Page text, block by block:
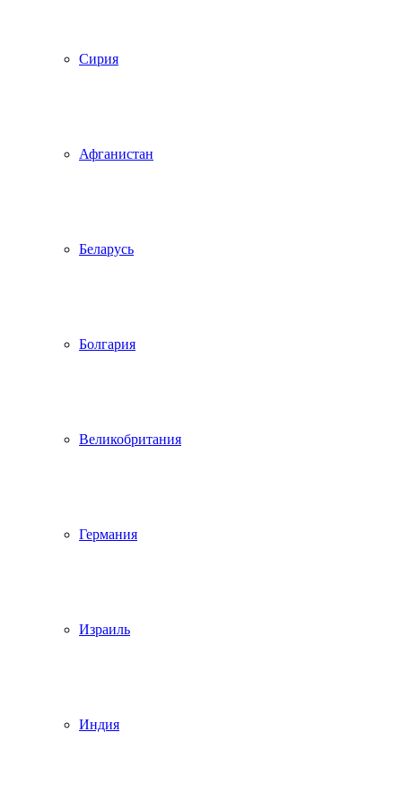
Сирия
Афганистан
Беларусь
Болгария
Великобритания
Германия
Израиль
Индия